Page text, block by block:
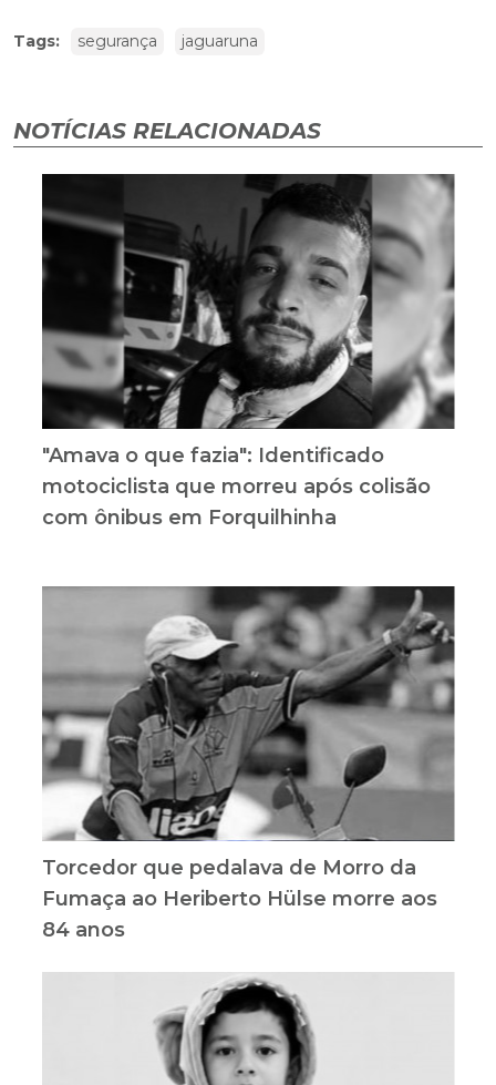
Tags: segurança jaguaruna
NOTÍCIAS RELACIONADAS
"Amava o que fazia": Identificado
motociclista que morreu após colisão
com ônibus em Forquilhinha
Torcedor que pedalava de Morro da
Fumaça ao Heriberto Hülse morre aos
84 anos